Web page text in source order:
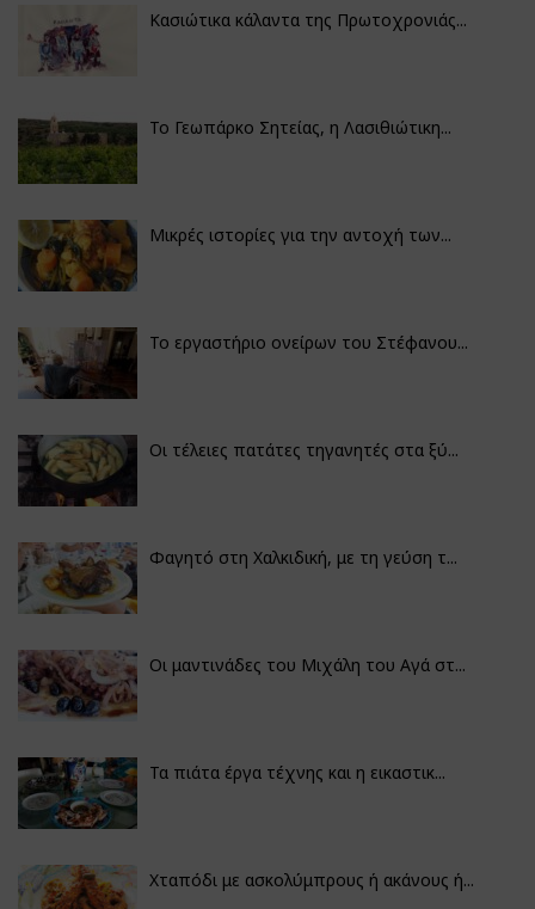
Κασιώτικα κάλαντα της Πρωτοχρονιάς...
Το Γεωπάρκο Σητείας, η Λασιθιώτικη...
Μικρές ιστορίες για την αντοχή των...
Το εργαστήριο ονείρων του Στέφανου...
Οι τέλειες πατάτες τηγανητές στα ξύ...
Φαγητό στη Χαλκιδική, με τη γεύση τ...
Οι μαντινάδες του Μιχάλη του Αγά στ...
Τα πιάτα έργα τέχνης και η εικαστικ...
Χταπόδι με ασκολύμπρους ή ακάνους ή...